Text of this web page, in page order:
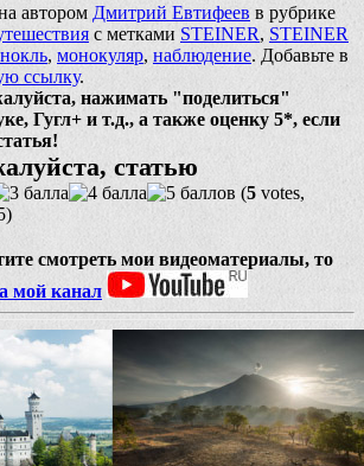
автором Дмитрий Евтифеев в рубрике
с метками STEINER, STEINER
, монокуляр, наблюдение. Добавьте в
ссылку.
нажимать "поделиться"
Гугл+ и т.д., а также оценку 5*, если
статью
(5 votes,
смотреть мои видеоматериалы, то
мой канал